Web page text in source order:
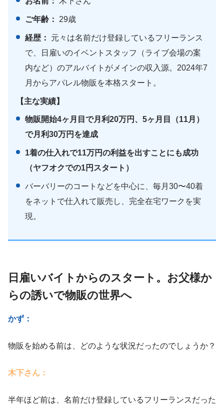
ご年齢： 29歳
経歴：
元々は名前だけ登録しているフリーランス
で、日雇いのイベントスタッフ（ライブ会場の案
内など）のアルバイトがメインの収入源。2024年7
月からアパレル物販を本格スタート。
【主な実績】
物販開始4ヶ月目で月利20万円、5ヶ月目（11月）
で月利30万円を達成
1着の仕入れで11万円の利益を出すことにも成功
（ヤフオクでの1円スタート）
バーバリーのコートなどを中心に、毎月30〜40着
をネットで仕入れて販売し、完全在宅ワークを実
現。
日雇いバイトからのスタート。お父様か
らの誘いで物販の世界へ
かず：
物販を始める前は、どのような状況だったのでしょうか？
木下さん：
半年ほど前は、名前だけ登録しているフリーランスだった